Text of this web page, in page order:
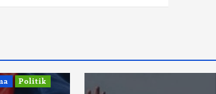
Politik